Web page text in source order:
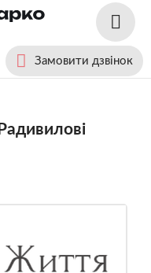
Замовити дзвінок